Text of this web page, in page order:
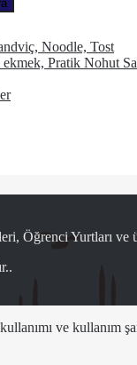
Noodle, Tost
Pratik Nohut
Öğrenci Yurtları
ve kullanım